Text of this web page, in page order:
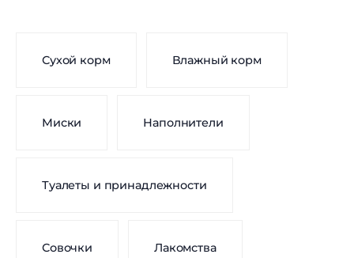
Сухой корм Влажный корм
Миски Наполнители
Туалеты и принадлежности
Совочки Лакомства